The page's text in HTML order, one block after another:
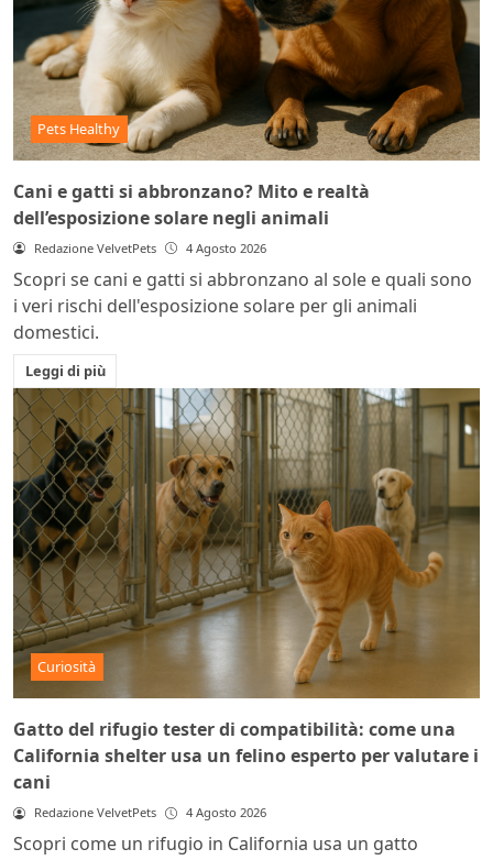
Pets Healthy
Cani e gatti si abbronzano? Mito e realtà
dell’esposizione solare negli animali
Redazione VelvetPets 4 Agosto 2026
Scopri se cani e gatti si abbronzano al sole e quali sono
i veri rischi dell'esposizione solare per gli animali
domestici.
Leggi di più
Curiosità
Gatto del rifugio tester di compatibilità: come una
California shelter usa un felino esperto per valutare i
cani
Redazione VelvetPets 4 Agosto 2026
Scopri come un rifugio in California usa un gatto